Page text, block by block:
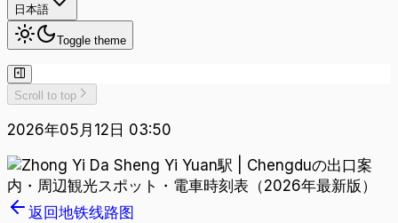
日本語
Toggle theme
Scroll to top
2026年05月12日 03:50
返回地铁线路图